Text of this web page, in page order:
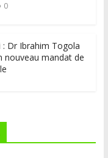
0
: Dr Ibrahim Togola
nouveau mandat de